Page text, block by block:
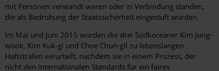
mit Personen verwandt waren oder in Verbindung standen,
die als Bedrohung der Staatssicherheit eingestuft wurden.
Im Mai und Juni 2015 wurden die drei Südkoreaner Kim Jung-
wook, Kim Kuk-gi und Choe Chun-gil zu lebenslangen
Haftstrafen verurteilt, nachdem sie in einem Prozess, der
nicht den internationalen Standards für ein faires